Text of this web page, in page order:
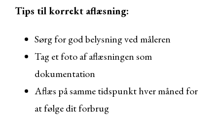
Tips til korrekt aflæsning:
Sørg for god belysning ved måleren
Tag et foto af aflæsningen som
dokumentation
Aflæs på samme tidspunkt hver måned for
at følge dit forbrug